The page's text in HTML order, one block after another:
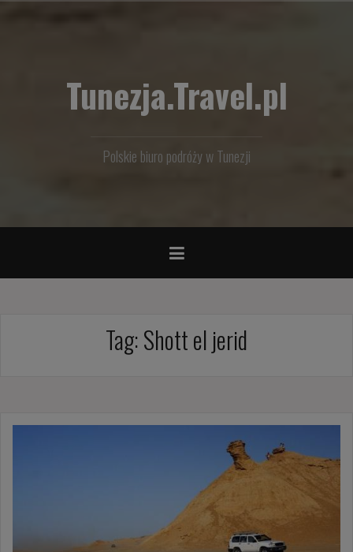
Tunezja.Travel.pl
Polskie biuro podróży w Tunezji
Tag:Shott el jerid